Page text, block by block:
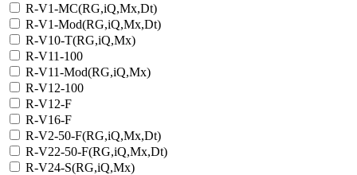
R-V1-MC(RG,iQ,Mx,Dt)
R-V1-Mod(RG,iQ,Mx,Dt)
R-V10-T(RG,iQ,Mx)
R-V11-100
R-V11-Mod(RG,iQ,Mx)
R-V12-100
R-V12-F
R-V16-F
R-V2-50-F(RG,iQ,Mx,Dt)
R-V22-50-F(RG,iQ,Mx,Dt)
R-V24-S(RG,iQ,Mx)